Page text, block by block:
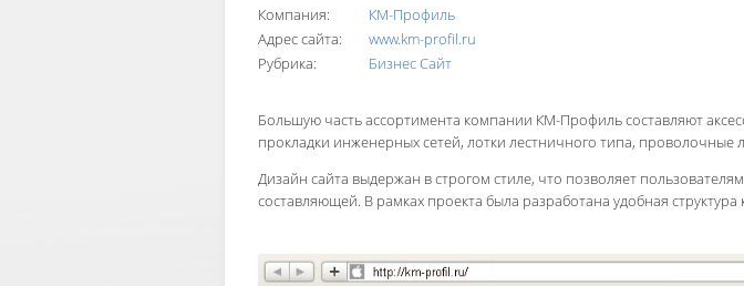
Компания:
КМ-Профиль
Адрес сайта:
www.km-profil.ru
Рубрика:
Бизнес Сайт
Большую часть ассортимента компании КМ-Профиль составляют
прокладки инженерных сетей, лотки лестничного типа, проволочные
Дизайн сайта выдержан в строгом стиле, что позволяет
составляющей. В рамках проекта была разработана удобная